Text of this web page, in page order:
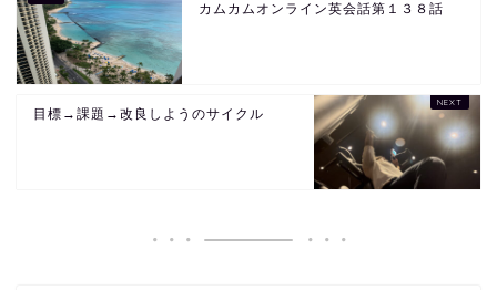
カムカムオンライン英会話第１３８話
目標→課題→改良しようのサイクル